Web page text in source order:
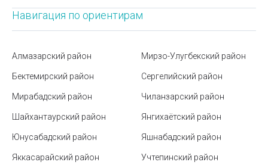
Сайты в Узбекистане
Станция метро Новза
Как получить образовательный кредит в
Форматы бумаги
Станция метро Беруни
Что такое водяной знак (вотермарка) и зачем он
Навигация по ориентирам
Алмазарский район
Бектемирский район
Мирабадский район
Мирзо-Улугбекский район
Сергелийский район
Чиланзарский район
Шайхантаурский район
Юнусабадский район
Яккасарайский район
Янгихаётский район
Яшнабадский район
Учтепинский район